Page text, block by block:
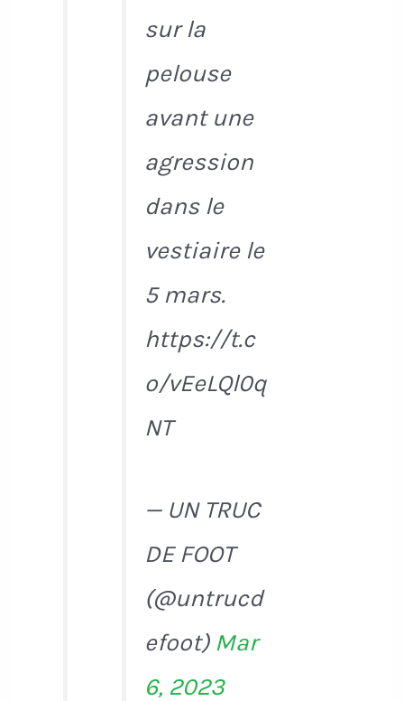
sur la
pelouse
avant une
agression
dans le
vestiaire le
5 mars.
https://t.c
o/vEeLQl0q
NT
— UN TRUC
DE FOOT
(@untrucd
efoot) Mar
6, 2023